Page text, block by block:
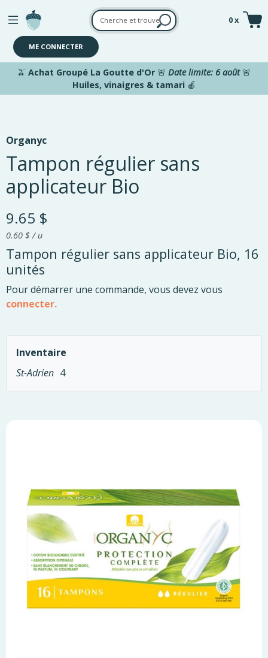
Aller au contenu principal
0 x
ME CONNECTER
🫒 Achat Groupé La Goutte d'Or 🚨 Date limite: 6 août🚨
Huiles, vinaigres & tamari 🍎
Organyc
Tampon régulier sans
applicateur Bio
9.65 $
0.60 $ / u
Tampon régulier sans applicateur Bio, 16
unités
Pour démarrer une commande, vous devez vous
connecter.
Inventaire
St-Adrien 4